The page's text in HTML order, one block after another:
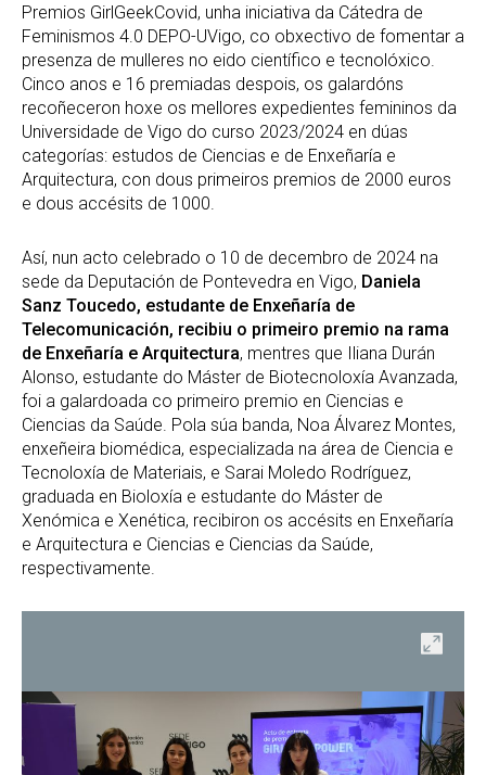
Premios GirlGeekCovid, unha iniciativa da Cátedra de
Feminismos 4.0 DEPO-UVigo, co obxectivo de fomentar a
presenza de mulleres no eido científico e tecnolóxico.
Cinco anos e 16 premiadas despois, os galardóns
recoñeceron hoxe os mellores expedientes femininos da
Universidade de Vigo do curso 2023/2024 en dúas
categorías: estudos de Ciencias e de Enxeñaría e
Arquitectura, con dous primeiros premios de 2000 euros
e dous accésits de 1000.
Así, nun acto celebrado o 10 de decembro de 2024 na
sede da Deputación de Pontevedra en Vigo, Daniela
Sanz Toucedo, estudante de Enxeñaría de
Telecomunicación, recibiu o primeiro premio na rama
de Enxeñaría e Arquitectura, mentres que Iliana Durán
Alonso, estudante do Máster de Biotecnoloxía Avanzada,
foi a galardoada co primeiro premio en Ciencias e
Ciencias da Saúde. Pola súa banda, Noa Álvarez Montes,
enxeñeira biomédica, especializada na área de Ciencia e
Tecnoloxía de Materiais, e Sarai Moledo Rodríguez,
graduada en Bioloxía e estudante do Máster de
Xenómica e Xenética, recibiron os accésits en Enxeñaría
e Arquitectura e Ciencias e Ciencias da Saúde,
respectivamente.
Abrir